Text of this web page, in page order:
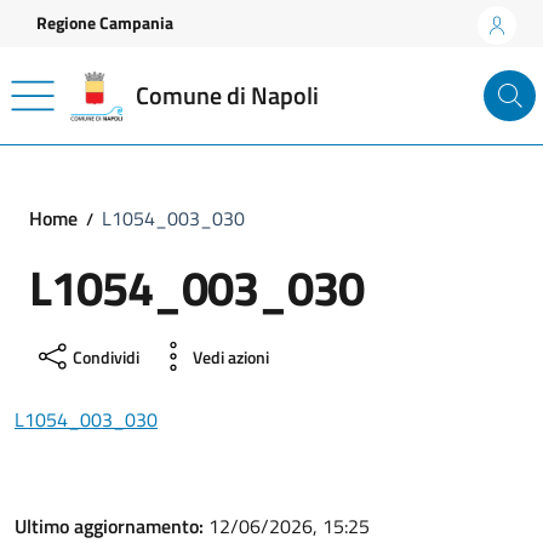
Vai ai contenuti
Vai al footer
Regione Campania
Comune di Napoli
Home L1054_003_030
L1054_003_030
Condividi Vedi azioni
L1054_003_030
Ultimo aggiornamento: 12/06/2026, 15:25